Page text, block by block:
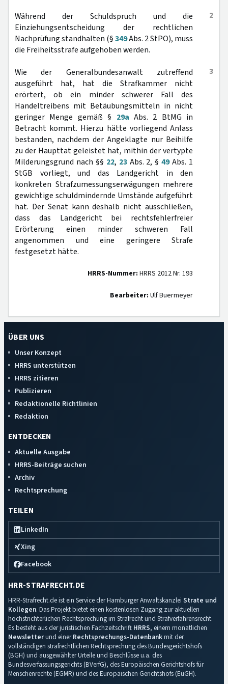
2
Während der Schuldspruch und die
Einziehungsentscheidung der rechtlichen
Nachprüfung standhalten (§349Abs. 2 StPO), muss
die Freiheitsstrafe aufgehoben werden.
3
Wie der Generalbundesanwalt zutreffend
ausgeführt hat, hat die Strafkammer nicht
erörtert, ob ein minder schwerer Fall des
Handeltreibens mit Betäubungsmitteln in nicht
geringer Menge gemäß § 29a Abs. 2 BtMG in
Betracht kommt. Hierzu hätte vorliegend Anlass
bestanden, nachdem der Angeklagte nur Beihilfe
zu der Haupttat geleistet hat, mithin der vertypte
Milderungsgrund nach §§ 22, 23Abs. 2, §49Abs. 1
StGB vorliegt, und das Landgericht in den
konkreten Strafzumessungserwägungen mehrere
gewichtige schuldmindernde Umstände aufgeführt
hat. Der Senat kann deshalb nicht ausschließen,
dass das Landgericht bei rechtsfehlerfreier
Erörterung einen minder schweren Fall
angenommen und eine geringere Strafe
festgesetzt hätte.
HRRS-Nummer: HRRS 2012 Nr. 193
Bearbeiter: Ulf Buermeyer
ÜBER UNS
Unser Konzept
HRRS unterstützen
HRRS zitieren
Publizieren
Redaktionelle Richtlinien
Redaktion
ENTDECKEN
Aktuelle Ausgabe
HRRS-Beiträge suchen
Archiv
Rechtsprechung
TEILEN
LinkedIn
Xing
Facebook
HRR-STRAFRECHT.DE
HRR-Strafrecht.de ist ein Service der Hamburger Anwaltskanzlei Strate und
Kollegen. Das Projekt bietet einen kostenlosen Zugang zur aktuellen
höchstrichterlichen Rechtsprechung im Strafrecht und Strafverfahrensrecht.
Es besteht aus der juristischen Fachzeitschrift HRRS, einem monatlichen
Newsletterund einerRechtsprechungs-Datenbankmit der
vollständigen strafrechtlichen Rechtsprechung des Bundesgerichtshofs
(BGH) und ausgewählter Urteile und Beschlüsse u.a. des
Bundesverfassungsgerichts (BVerfG), des Europäischen Gerichtshofs für
Menschenrechte (EGMR) und des Europäischen Gerichtshofs (EuGH).